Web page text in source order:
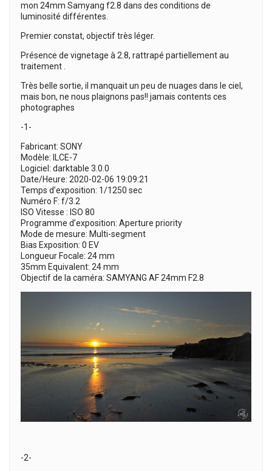
mon 24mm Samyang f2.8 dans des conditions de
luminosité différentes.
Premier constat, objectif très léger.
Présence de vignetage à 2.8, rattrapé partiellement au
traitement .
Très belle sortie, il manquait un peu de nuages dans le ciel,
mais bon, ne nous plaignons pas!! jamais contents ces
photographes
-1-
Fabricant: SONY
Modèle: ILCE-7
Logiciel: darktable 3.0.0
Date/Heure: 2020-02-06 19:09:21
Temps d’exposition: 1/1250 sec
Numéro F: f/3.2
ISO Vitesse : ISO 80
Programme d’exposition: Aperture priority
Mode de mesure: Multi-segment
Bias Exposition: 0 EV
Longueur Focale: 24 mm
35mm Equivalent: 24 mm
Objectif de la caméra: SAMYANG AF 24mm F2.8
-2-